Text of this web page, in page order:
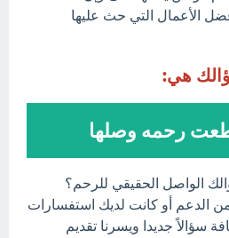
الأعمال التي حث عليها
هي:
رحمه وصلها
الواصل الحقيقي للرحم؟
الدعم أو كانت لديك استفسارات
سؤالاً جديدا ويسرنا تقديم